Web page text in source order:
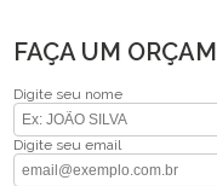
FAÇA UM
Digite seu nome
Digite seu email